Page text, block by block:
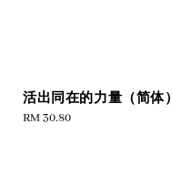
活出同在的力量（简体）
Regular
RM 30.80